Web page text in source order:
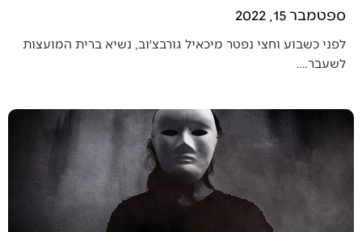
ספטמבר 15, 2022
לפני כשבוע וחצי נפטר מיכאיל גורבצ׳וב, נשיא ברית המועצות
לשעבר.…